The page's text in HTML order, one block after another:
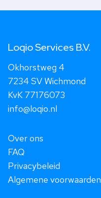
Loqio Services B.V.
Okhorstweg 4
7234 SV Wichmond
KvK 77176073
info@loqio.nl
Over ons
FAQ
Privacybeleid
Algemene voorwaarden